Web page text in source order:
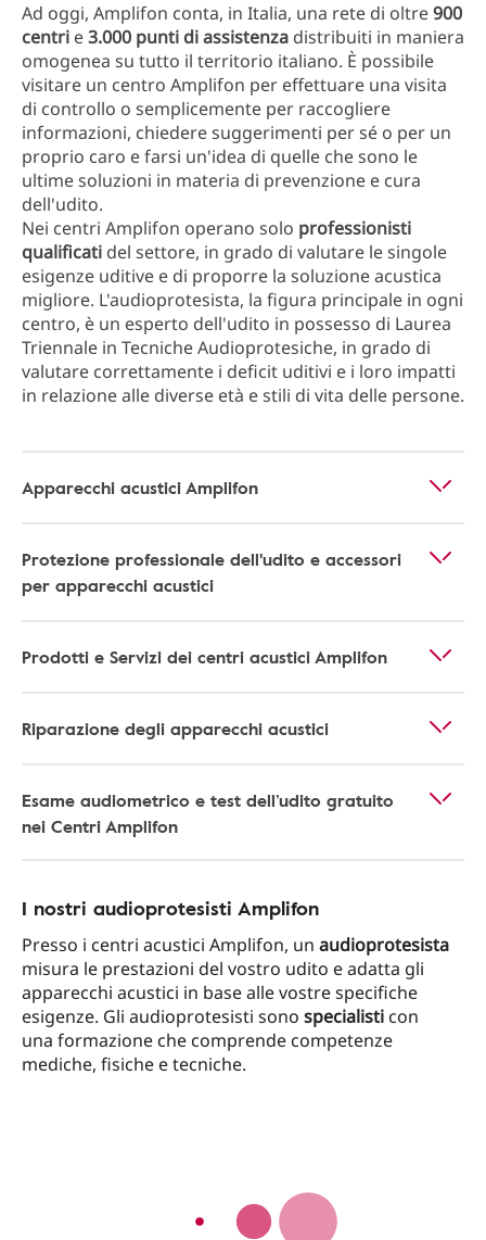
Ad oggi, Amplifon conta, in Italia, una rete di oltre900
centri e3.000 punti di assistenza distribuiti in maniera
omogenea su tutto il territorio italiano. È possibile
visitare un centro Amplifon per effettuare una visita
di controllo o semplicemente per raccogliere
informazioni, chiedere suggerimenti per sé o per un
proprio caro e farsi un'idea di quelle che sono le
ultime soluzioni in materia di prevenzione e cura
dell'udito.
Nei centri Amplifon operano solo professionisti
qualificati del settore, in grado di valutare le singole
esigenze uditive e di proporre la soluzione acustica
migliore. L'audioprotesista, la figura principale in ogni
centro, è un esperto dell'udito in possesso di Laurea
Triennale in Tecniche Audioprotesiche, in grado di
valutare correttamente i deficit uditivi e i loro impatti
in relazione alle diverse età e stili di vita delle persone.
Apparecchi acustici Amplifon
Protezione professionale dell'udito e accessori
per apparecchi acustici
Prodotti e Servizi dei centri acustici Amplifon
Riparazione degli apparecchi acustici
Esame audiometrico e test dell’udito gratuito
nei Centri Amplifon
I nostri audioprotesisti Amplifon
Presso i centri acustici Amplifon, un audioprotesista
misura le prestazioni del vostro udito e adatta gli
apparecchi acustici in base alle vostre specifiche
esigenze. Gli audioprotesisti sono specialisti con
una formazione che comprende competenze
mediche, fisiche e tecniche.